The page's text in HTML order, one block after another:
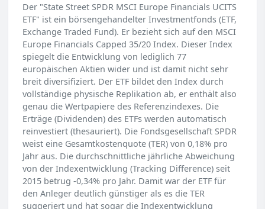
Der "State Street SPDR MSCI Europe Financials UCITS
ETF" ist ein börsengehandelter Investmentfonds (ETF,
Exchange Traded Fund). Er bezieht sich auf den MSCI
Europe Financials Capped 35/20 Index. Dieser Index
spiegelt die Entwicklung von lediglich 77
europäischen Aktien wider und ist damit nicht sehr
breit diversifiziert. Der ETF bildet den Index durch
vollständige physische Replikation ab, er enthält also
genau die Wertpapiere des Referenzindexes. Die
Erträge (Dividenden) des ETFs werden automatisch
reinvestiert (thesauriert). Die Fondsgesellschaft SPDR
weist eine Gesamtkostenquote (TER) von 0,18% pro
Jahr aus. Die durchschnittliche jährliche Abweichung
von der Indexentwicklung (Tracking Difference) seit
2015 betrug -0,34% pro Jahr. Damit war der ETF für
den Anleger deutlich günstiger als es die TER
suggeriert und hat sogar die Indexentwicklung